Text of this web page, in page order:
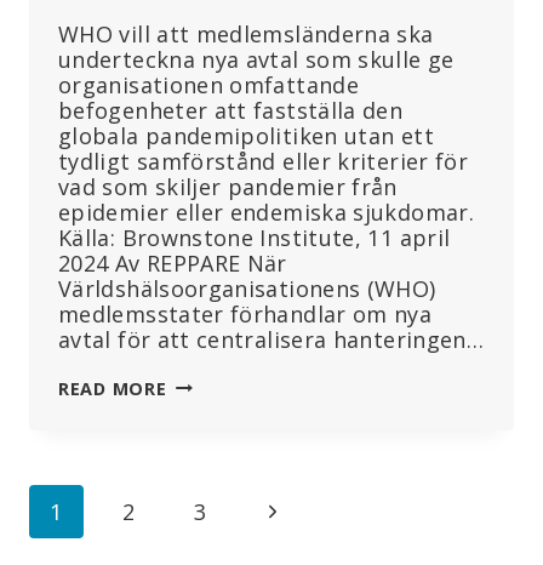
WHO vill att medlemsländerna ska
underteckna nya avtal som skulle ge
organisationen omfattande
befogenheter att fastställa den
globala pandemipolitiken utan ett
tydligt samförstånd eller kriterier för
vad som skiljer pandemier från
epidemier eller endemiska sjukdomar.
Källa: Brownstone Institute, 11 april
2024 Av REPPARE När
Världshälsoorganisationens (WHO)
medlemsstater förhandlar om nya
avtal för att centralisera hanteringen…
READ MORE WHO
MAKT
Page
1 2 3
Next